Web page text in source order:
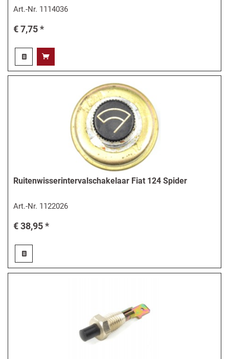
Art.-Nr. 1114036
€ 7,75 *
Ruitenwisserintervalschakelaar Fiat 124 Spider
Art.-Nr. 1122026
€ 38,95 *